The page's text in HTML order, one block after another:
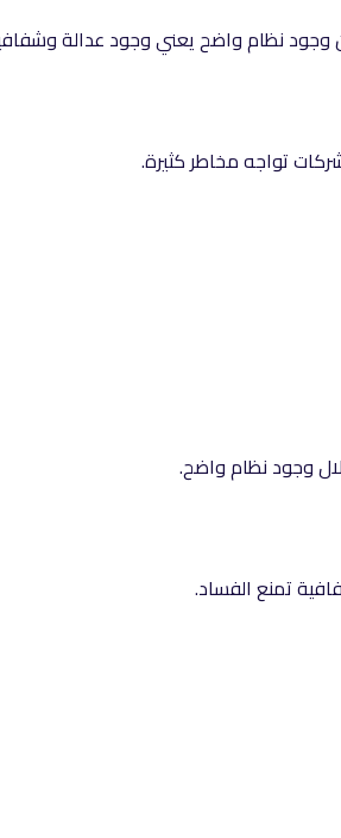
نظام واضح يعني وجود عدالة
تواجه مخاطر كثيرة.
وجود نظام واضح.
تمنع الفساد.